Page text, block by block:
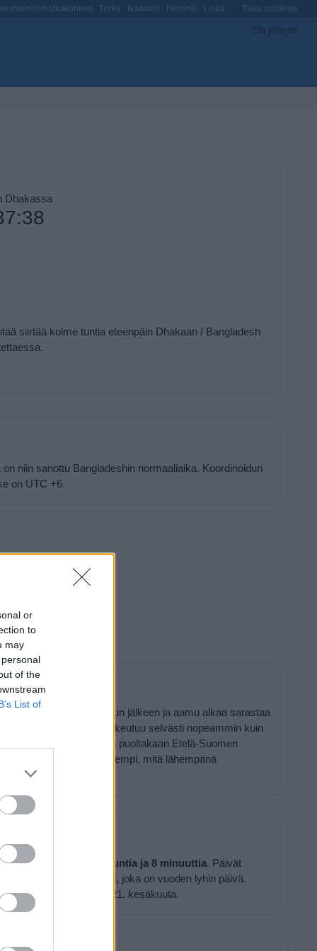
or
to
may
of the
List of
mainiot matkakohteet Turku Naantali Helsinki Lisää... Tilaa uutiskirje
Ota yhteyttä
Dhakassa
siirtää kolme tuntia eteenpäin Dhakaan / Bangladesh
niin sanottu Bangladeshin normaaliaika. Koordinoidun
on UTC +6.
tulee pimeä
auringonlaskun jälkeen ja aamu alkaa sarastaa
Täysi pimeys laskeutuu selvästi nopeammin kuin
edeltää pimeää ei kestä puoltakaan Etelä-Suomen
aika on sitä lyhyempi, mitä lähempänä
aikaan vuodesta 13 tuntia ja 8 minuuttia. Päivät
aina 21. joulukuuta asti, joka on vuoden lyhin päivä.
ja pisin päivä on 21. kesäkuuta.
Paikkoja täälläpäin: